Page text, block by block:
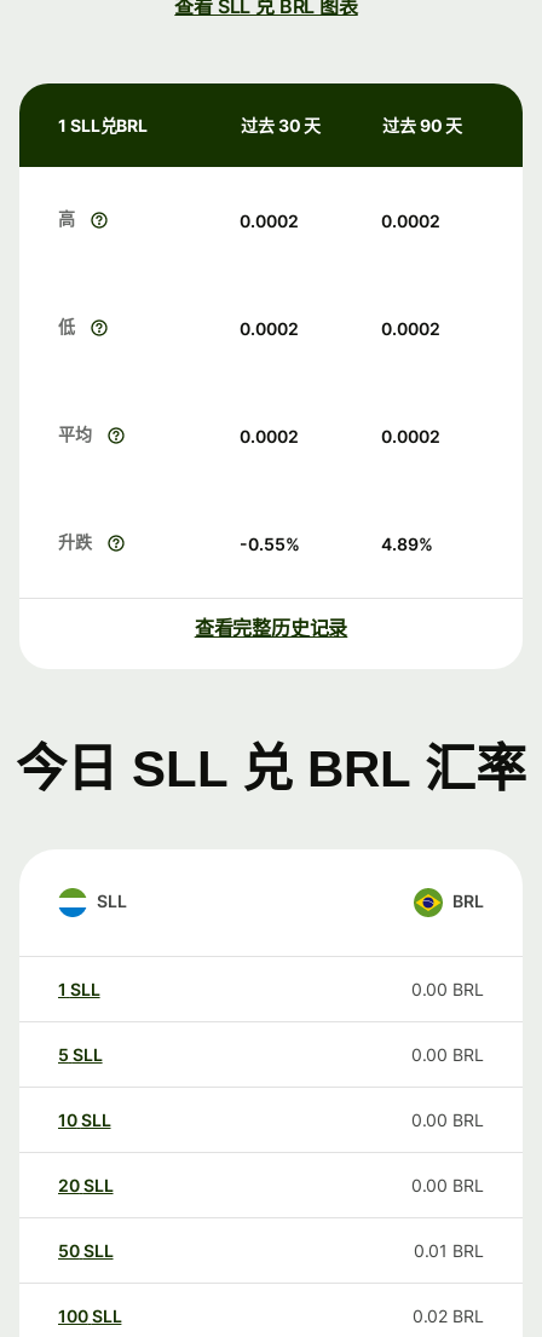
查看 SLL 兑 BRL 图表
1 SLL兑BRL 过去 30 天 过去 90 天
高 0.0002 0.0002
低 0.0002 0.0002
平均 0.0002 0.0002
升跌 -0.55% 4.89%
查看完整历史记录
今日 SLL 兑 BRL 汇率
SLL BRL
1 SLL 0.00 BRL
5 SLL 0.00 BRL
10SLL 0.00 BRL
20SLL 0.00 BRL
50SLL 0.01 BRL
100SLL 0.02 BRL